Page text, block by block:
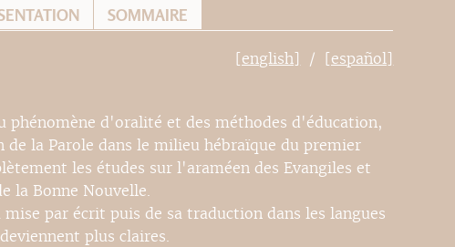
SOMMAIRE
[english] [español]
phénomène d'oralité et des méthodes d'éducation,
la Parole dans le milieu hébraïque du premier
les études sur l'araméen des Evangiles et
la Bonne Nouvelle.
mise par écrit puis de sa traduction dans les langues
plus claires.